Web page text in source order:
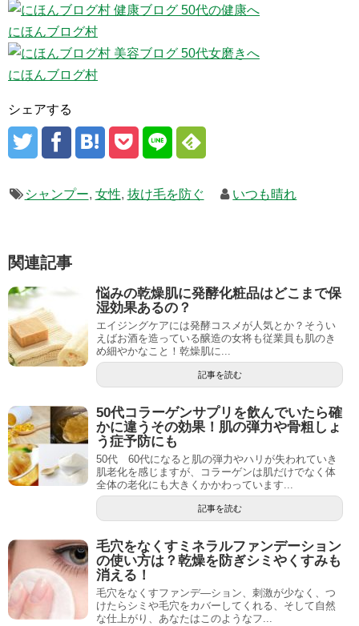
にほんブログ村
にほんブログ村
シェアする
シャンプー, 女性, 抜け毛を防ぐ いつも晴れ
関連記事
悩みの乾燥肌に発酵化粧品はどこまで保
湿効果あるの？
エイジングケアには発酵コスメが人気とか？そうい
えばお酒を造っている醸造の女将も従業員も肌のき
め細やかなこと！乾燥肌に...
記事を読む
50代コラーゲンサプリを飲んでいたら確
かに違うその効果！肌の弾力や骨粗しょ
う症予防にも
50代 60代になると肌の弾力やハリが失われていき
肌老化を感じますが、コラーゲンは肌だけでなく体
全体の老化にも大きくかかわっています...
記事を読む
毛穴をなくすミネラルファンデーション
の使い方は？乾燥を防ぎシミやくすみも
消える！
毛穴をなくすファンデ―ション、刺激が少なく、つ
けたらシミや毛穴をカバーしてくれる、そして自然
な仕上がり、あなたはこのようなフ...